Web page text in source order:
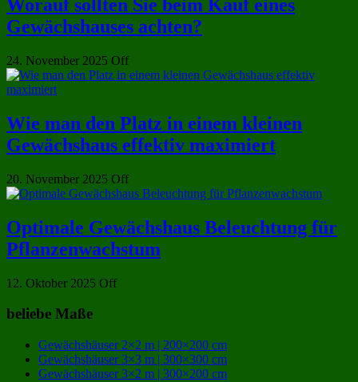
Worauf sollten Sie beim Kauf eines
Gewächshauses achten?
24. November 2025 Off
Wie man den Platz in einem kleinen
Gewächshaus effektiv maximiert
20. November 2025 Off
Optimale Gewächshaus Beleuchtung für
Pflanzenwachstum
12. Oktober 2025 Off
beliebe Maße
Gewächshäuser 2×2 m | 200×200 cm
Gewächshäuser 3×3 m | 300×300 cm
Gewächshäuser 3×2 m | 300×200 cm